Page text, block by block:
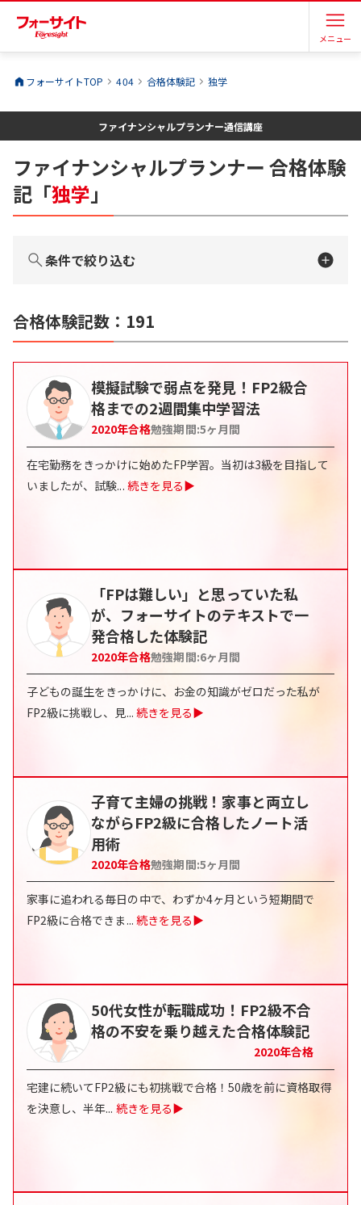
メニュー
フォーサイトTOP 404 合格体験記 独学
ファイナンシャルプランナー通信講座
ファイナンシャルプランナー 合格体験
記 「独学」
条件で絞り込む
合格体験記数： 191
模擬試験で弱点を発見！FP2級合
格までの2週間集中学習法
2020年合格勉強期間:5ヶ月間
在宅勤務をきっかけに始めたFP学習。当初は3級を目指して
いましたが、試験... 続きを見る▶
「FPは難しい」と思っていた私
が、フォーサイトのテキストで一
発合格した体験記
2020年合格勉強期間:6ヶ月間
子どもの誕生をきっかけに、お金の知識がゼロだった私が
FP2級に挑戦し、見... 続きを見る▶
子育て主婦の挑戦！家事と両立し
ながらFP2級に合格したノート活
用術
2020年合格勉強期間:5ヶ月間
家事に追われる毎日の中で、わずか4ヶ月という短期間で
FP2級に合格できま ... 続きを見る▶
50代女性が転職成功！FP2級不合
格の不安を乗り越えた合格体験記
2020年合格
宅建に続いてFP2級にも初挑戦で合格！50歳を前に資格取得
を決意し、半年... 続きを見る▶